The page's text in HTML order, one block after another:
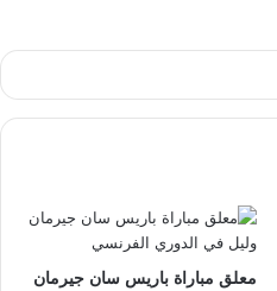
معلق مباراة باريس سان جيرمان